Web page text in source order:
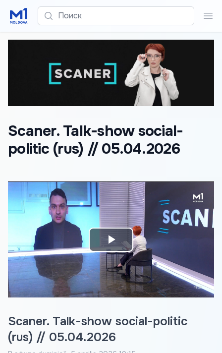
Поиск
Scaner. Talk-show social-
politic (rus) // 05.04.2026
Play
Video
Scaner. Talk-show social-politic
(rus) // 05.04.2026